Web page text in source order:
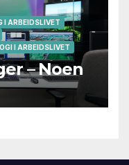
I ARBEIDSLIVET
I ARBEIDSLIVET
– Noen